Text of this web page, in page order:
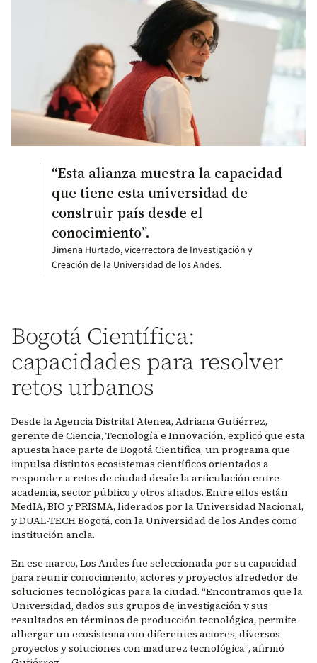
“Esta alianza muestra la capacidad
que tiene esta universidad de
construir país desde el
conocimiento”.
Jimena Hurtado, vicerrectora de Investigación y
Creación de la Universidad de los Andes.
Bogotá Científica:
capacidades para resolver
retos urbanos
Desde la Agencia Distrital Atenea, Adriana Gutiérrez,
gerente de Ciencia, Tecnología e Innovación, explicó que esta
apuesta hace parte de Bogotá Científica, un programa que
impulsa distintos ecosistemas científicos orientados a
responder a retos de ciudad desde la articulación entre
academia, sector público y otros aliados. Entre ellos están
MedIA, BIO y PRISMA, liderados por la Universidad Nacional,
y DUAL-TECH Bogotá, con la Universidad de los Andes como
institución ancla.
En ese marco, Los Andes fue seleccionada por su capacidad
para reunir conocimiento, actores y proyectos alrededor de
soluciones tecnológicas para la ciudad. “Encontramos que la
Universidad, dados sus grupos de investigación y sus
resultados en términos de producción tecnológica, permite
albergar un ecosistema con diferentes actores, diversos
proyectos y soluciones con madurez tecnológica”, afirmó